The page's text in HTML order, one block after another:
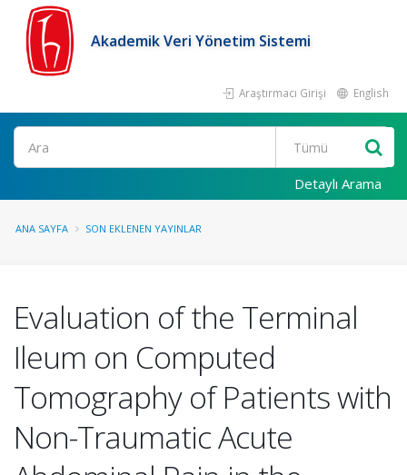
Akademik Veri Yönetim Sistemi
Araştırmacı Girişi English
Ara
Detaylı Arama
ANA SAYFA SON EKLENEN YAYINLAR
Evaluation of the Terminal
Ileum on Computed
Tomography of Patients with
Non-Traumatic Acute